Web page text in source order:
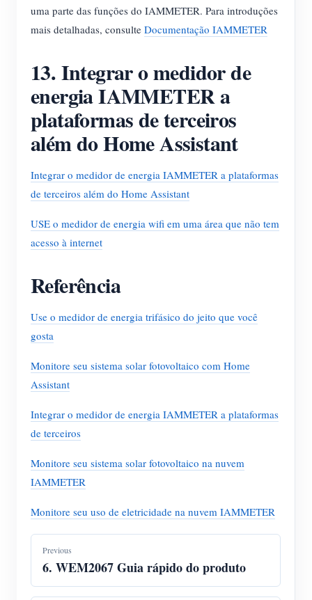
uma parte das funções do IAMMETER. Para introduções
mais detalhadas, consulte Documentação IAMMETER
13. Integrar o medidor de
energia IAMMETER a
plataformas de terceiros
além do Home Assistant
Integrar o medidor de energia IAMMETER a plataformas
de terceiros além do Home Assistant
USE o medidor de energia wifi em uma área que não tem
acesso à internet
Referência
Use o medidor de energia trifásico do jeito que você
gosta
Monitore seu sistema solar fotovoltaico com Home
Assistant
Integrar o medidor de energia IAMMETER a plataformas
de terceiros
Monitore seu sistema solar fotovoltaico na nuvem
IAMMETER
Monitore seu uso de eletricidade na nuvem IAMMETER
Previous
6. WEM2067 Guia rápido do produto